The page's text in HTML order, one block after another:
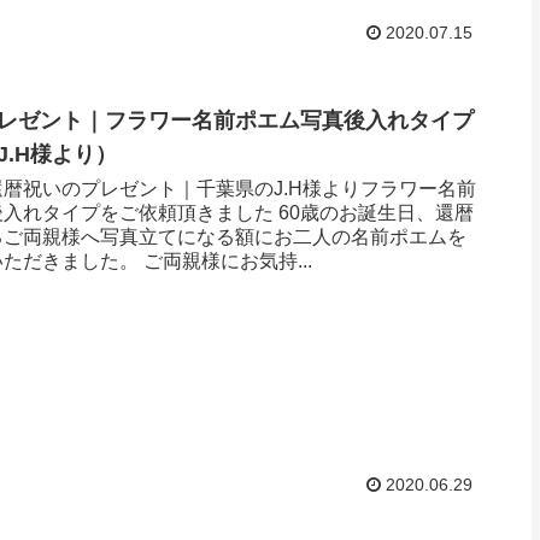
2020.07.15
ゼント｜フラワー名前ポエム写真後入れタイプ
様より ）
祝いのプレゼント｜千葉県のJ.H様よりフラワー名前
れタイプをご依頼頂きました 60歳のお誕生日、還暦
両親様へ写真立てになる額にお二人の名前ポエムを
だきました。 ご両親様にお気持...
2020.06.29